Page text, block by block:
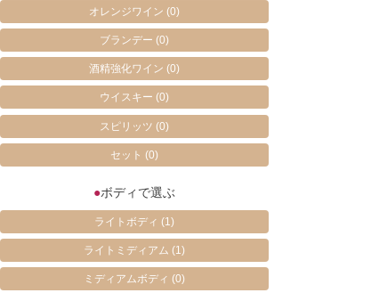
オレンジワイン(0)
ブランデー(0)
酒精強化ワイン(0)
ウイスキー(0)
スピリッツ(0)
セット(0)
●ボディで選ぶ
ライトボディ(1)
ライトミディアム(1)
ミディアムボディ(0)